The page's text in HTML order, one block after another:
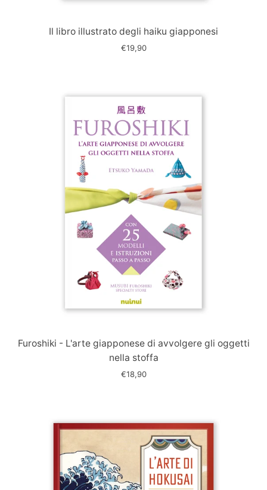
slide
Il libro illustrato degli haiku giapponesi
€19,90
Furoshiki - L'arte giapponese di avvolgere gli oggetti
nella stoffa
€18,90